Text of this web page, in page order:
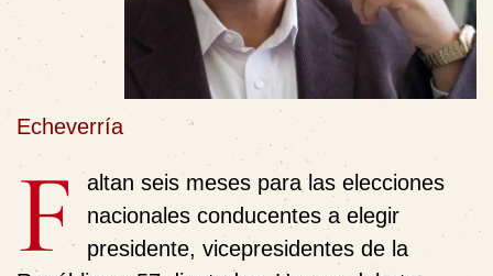
Echeverría
F altan seis meses para las elecciones
nacionales conducentes a elegir
presidente, vicepresidentes de la